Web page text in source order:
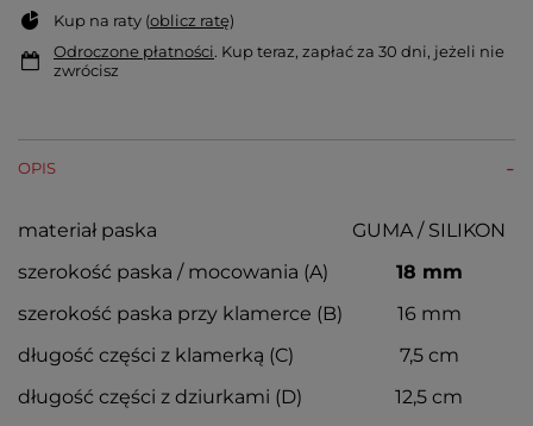
Kup na raty (oblicz ratę)
Odroczone płatności. Kup teraz, zapłać za 30 dni, jeżeli nie
zwrócisz
OPIS
materiał paska
GUMA / SILIKON
szerokość paska / mocowania (A)
18 mm
szerokość paska przy klamerce (B)
16 mm
długość części z klamerką (C)
7,5 cm
długość części z dziurkami (D)
12,5 cm